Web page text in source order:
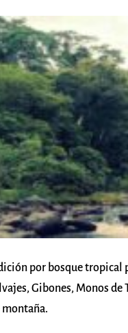
por bosque
Gibones, Monos